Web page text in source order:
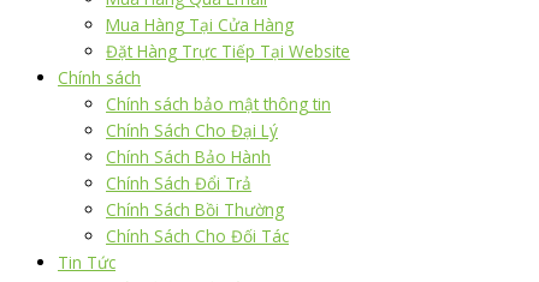
Mua Hàng Tại Cửa Hàng
Đặt Hàng Trực Tiếp Tại Website
Chính sách
Chính sách bảo mật thông tin
Chính Sách Cho Đại Lý
Chính Sách Bảo Hành
Chính Sách Đổi Trả
Chính Sách Bồi Thường
Chính Sách Cho Đối Tác
Tin Tức